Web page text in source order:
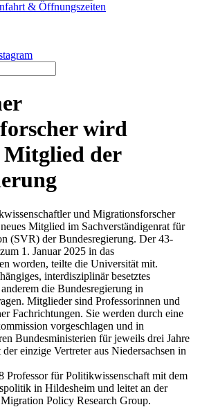
& Öffnungszeiten
wird
Mitglied der
und Migrationsforscher
Mitglied im Sachverständigenrat für
(SVR) der Bundesregierung. Der 43-
1. Januar 2025 in das
worden, teilte die Universität mit.
interdisziplinär besetztes
die Bundesregierung in
Mitglieder sind Professorinnen und
Fachrichtungen. Sie werden durch eine
vorgeschlagen und in
Bundesministerien für jeweils drei Jahre
einzige Vertreter aus Niedersachsen in
Professor für Politikwissenschaft mit dem
in Hildesheim und leitet an der
Policy Research Group.